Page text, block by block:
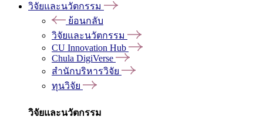
วิจัยและนวัตกรรม
ย้อนกลับ
วิจัยและนวัตกรรม
CU Innovation Hub
Chula DigiVerse
สำนักบริหารวิจัย
ทุนวิจัย
วิจัยและนวัตกรรม